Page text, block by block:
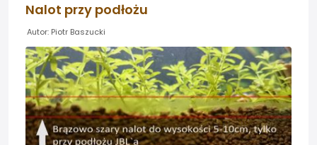
Nalot przy podłożu
Autor: Piotr Baszucki